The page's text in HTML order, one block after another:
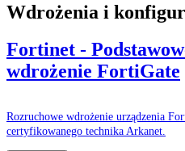
Wdrożenia i
Fortinet -
wdrożenie FortiGate
Rozruchowe wdrożenie urządzenia
certyfikowanego technika Arkanet.